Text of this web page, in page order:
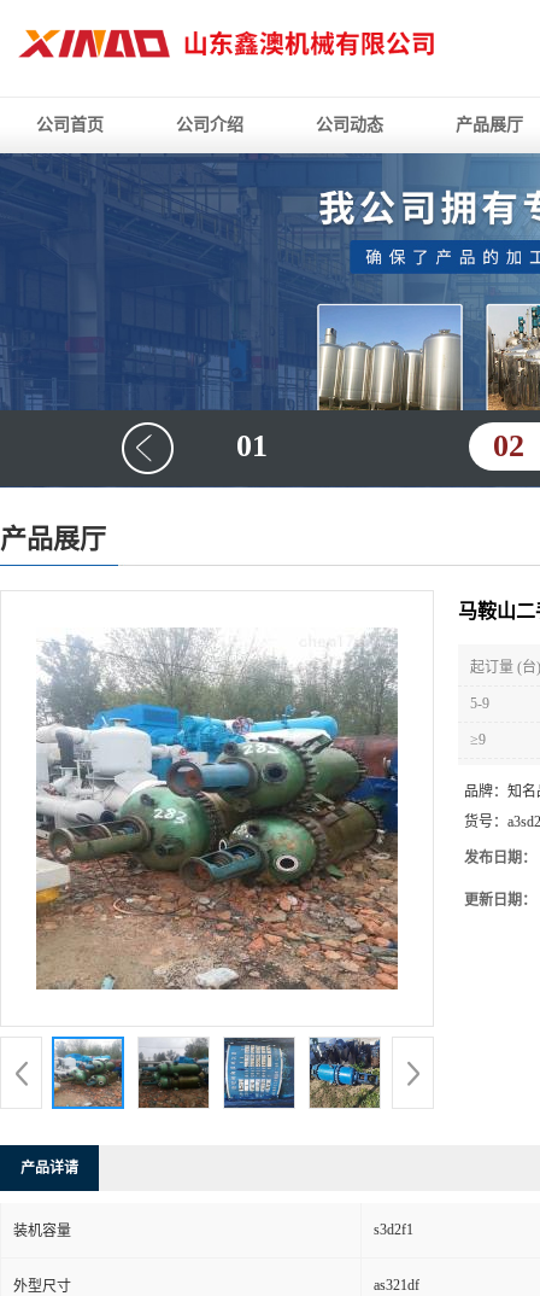
公司首页 公司介绍 公司动态 产品展厅
01 02
产品展厅
马鞍山
起订量 (台)
5-9
≥9
品牌： 知名
货号：
发布日期：
更新日期：
产品详请
装机容量 s3d2f1
外型尺寸 as321df